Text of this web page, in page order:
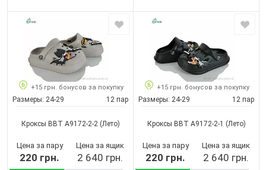
+15 грн. бонусов за покупку
Размеры: 24-29 12 пар
Кроксы BBT A9172-2-2(Лето)
Цена за пару
220 грн.
Цена за ящик
2 640 грн.
+15 грн. бонусов за покупку
Размеры: 24-29 12 пар
Кроксы BBT A9172-2-1 (Лето)
Цена за пару
220 грн.
Цена за ящик
2 640 грн.